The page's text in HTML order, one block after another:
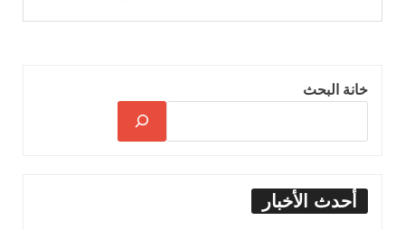
خانة البحث
أحدث الأخبار